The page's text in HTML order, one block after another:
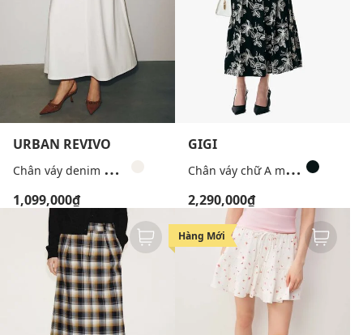
URBAN REVIVO
C
hân váy denim midi dáng chữ A phối thắt lưng
1,099,000₫
GIGI
C
hân váy chữ A midi họa tiết hoa
2,290,000₫
Hàng Mới